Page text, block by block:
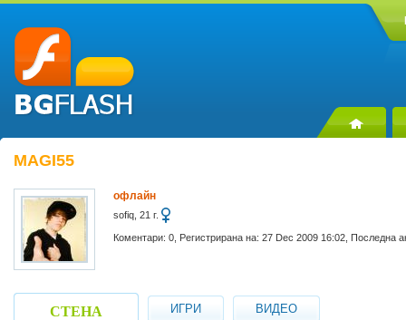
MAGI55
офлайн
sofiq, 21 г.
Коментари: 0, Регистрирана на: 27 Dec 2009 16:02, Последна
СТЕНА ИГРИ ВИДЕО